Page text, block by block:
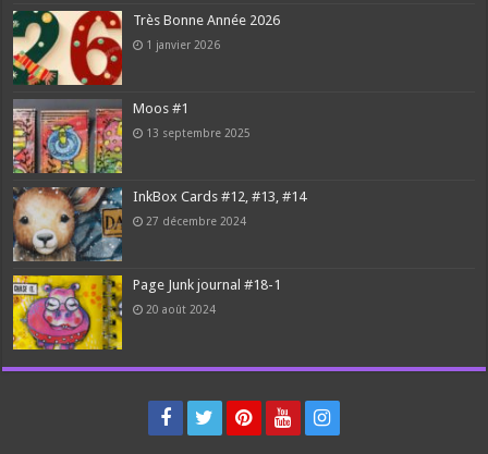
Très Bonne Année 2026
1 janvier 2026
Moos #1
13 septembre 2025
InkBox Cards #12, #13, #14
27 décembre 2024
Page Junk journal #18-1
20 août 2024